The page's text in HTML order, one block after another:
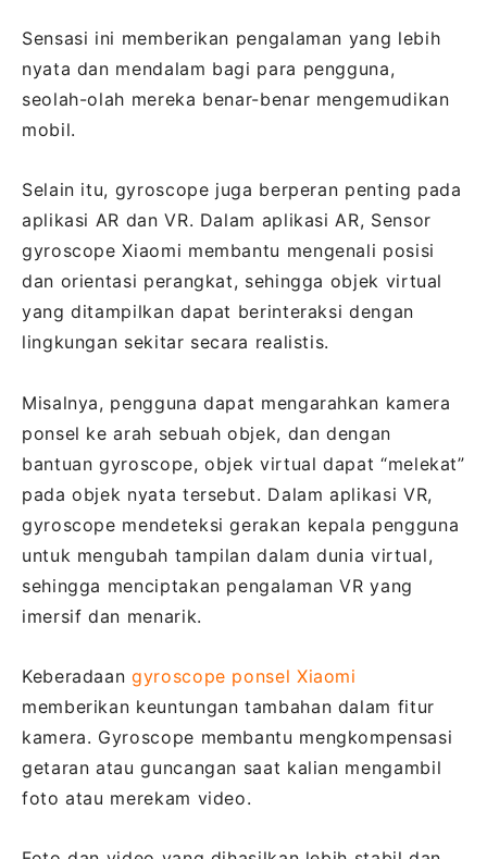
Sensasi ini memberikan pengalaman yang lebih
nyata dan mendalam bagi para pengguna,
seolah-olah mereka benar-benar mengemudikan
mobil.
Selain itu, gyroscope juga berperan penting pada
aplikasi AR dan VR. Dalam aplikasi AR, Sensor
gyroscope Xiaomi membantu mengenali posisi
dan orientasi perangkat, sehingga objek virtual
yang ditampilkan dapat berinteraksi dengan
lingkungan sekitar secara realistis.
Misalnya, pengguna dapat mengarahkan kamera
ponsel ke arah sebuah objek, dan dengan
bantuan gyroscope, objek virtual dapat “melekat”
pada objek nyata tersebut. Dalam aplikasi VR,
gyroscope mendeteksi gerakan kepala pengguna
untuk mengubah tampilan dalam dunia virtual,
sehingga menciptakan pengalaman VR yang
imersif dan menarik.
Keberadaangyroscope ponsel Xiaomi
memberikan keuntungan tambahan dalam fitur
kamera. Gyroscope membantu mengkompensasi
getaran atau guncangan saat kalian mengambil
foto atau merekam video.